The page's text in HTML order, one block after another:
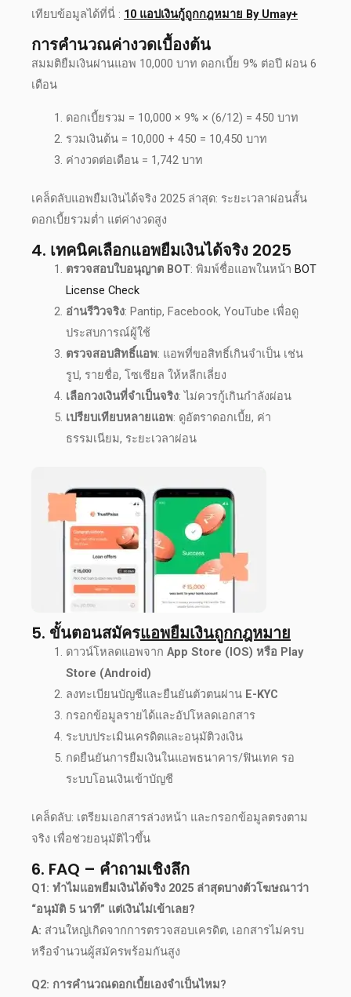
เทียบข้อมูลได้ที่นี่ : 10 แอปเงินกู้ถูกกฎหมาย By Umay+
การคำนวณค่างวดเบื้องต้น
สมมติยืมเงินผ่านแอพ 10,000 บาท ดอกเบี้ย 9% ต่อปี ผ่อน 6
เดือน
ดอกเบี้ยรวม = 10,000 × 9% × (6/12) = 450 บาท
รวมเงินต้น = 10,000 + 450 = 10,450 บาท
ค่างวดต่อเดือน = 1,742 บาท
เคล็ดลับแอพยืมเงินได้จริง 2025 ล่าสุด: ระยะเวลาผ่อนสั้น
ดอกเบี้ยรวมต่ำ แต่ค่างวดสูง
4. เทคนิคเลือกแอพยืมเงินได้จริง 2025
ตรวจสอบใบอนุญาต BOT: พิมพ์ชื่อแอพในหน้า BOT
License Check
อ่านรีวิวจริง: Pantip, Facebook, YouTube เพื่อดู
ประสบการณ์ผู้ใช้
ตรวจสอบสิทธิ์แอพ: แอพที่ขอสิทธิ์เกินจำเป็น เช่น
รูป, รายชื่อ, โซเชียล ให้หลีกเลี่ยง
เลือกวงเงินที่จำเป็นจริง: ไม่ควรกู้เกินกำลังผ่อน
เปรียบเทียบหลายแอพ: ดูอัตราดอกเบี้ย, ค่า
ธรรมเนียม, ระยะเวลาผ่อน
5. ขั้นตอนสมัครแอพยืมเงินถูกกฎหมาย
ดาวน์โหลดแอพจาก App Store (IOS) หรือ Play
Store (Android)
ลงทะเบียนบัญชีและยืนยันตัวตนผ่าน E-KYC
กรอกข้อมูลรายได้และอัปโหลดเอกสาร
ระบบประเมินเครดิตและอนุมัติวงเงิน
กดยืนยันการยืมเงินในแอพธนาคาร/ฟินเทค รอ
ระบบโอนเงินเข้าบัญชี
เคล็ดลับ: เตรียมเอกสารล่วงหน้า และกรอกข้อมูลตรงตาม
จริง เพื่อช่วยอนุมัติไวขึ้น
6. FAQ – คำถามเชิงลึก
Q1: ทำไมแอพยืมเงินได้จริง 2025 ล่าสุดบางตัวโฆษณาว่า
“อนุมัติ 5 นาที” แต่เงินไม่เข้าเลย?
A: ส่วนใหญ่เกิดจากการตรวจสอบเครดิต, เอกสารไม่ครบ
หรือจำนวนผู้สมัครพร้อมกันสูง
Q2: การคำนวณดอกเบี้ยเองจำเป็นไหม?